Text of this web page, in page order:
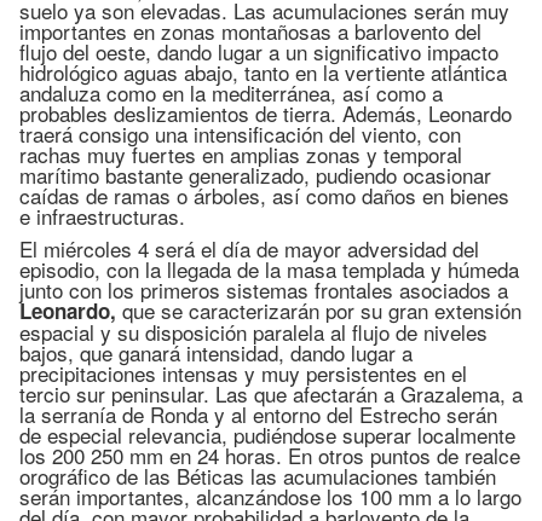
suelo ya son elevadas. Las acumulaciones serán muy
importantes en zonas montañosas a barlovento del
flujo del oeste, dando lugar a un significativo impacto
hidrológico aguas abajo, tanto en la vertiente atlántica
andaluza como en la mediterránea, así como a
probables deslizamientos de tierra. Además, Leonardo
traerá consigo una intensificación del viento, con
rachas muy fuertes en amplias zonas y temporal
marítimo bastante generalizado, pudiendo ocasionar
caídas de ramas o árboles, así como daños en bienes
e infraestructuras.
El miércoles 4 será el día de mayor adversidad del
episodio, con la llegada de la masa templada y húmeda
junto con los primeros sistemas frontales asociados a
Leonardo, que se caracterizarán por su gran extensión
espacial y su disposición paralela al flujo de niveles
bajos, que ganará intensidad, dando lugar a
precipitaciones intensas y muy persistentes en el
tercio sur peninsular. Las que afectarán a Grazalema, a
la serranía de Ronda y al entorno del Estrecho serán
de especial relevancia, pudiéndose superar localmente
los 200 250 mm en 24 horas. En otros puntos de realce
orográfico de las Béticas las acumulaciones también
serán importantes, alcanzándose los 100 mm a lo largo